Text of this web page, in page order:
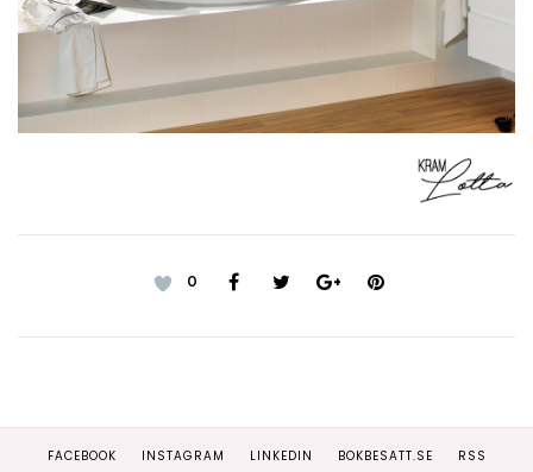
0
FACEBOOK INSTAGRAM LINKEDIN BOKBESATT.SE RSS